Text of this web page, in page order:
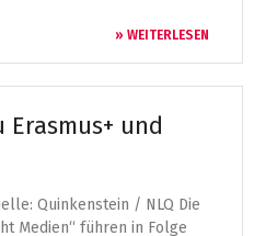
» WEITERLESEN
Erasmus+ und
Quinkenstein / NLQ Die
Medien“ führen in Folge